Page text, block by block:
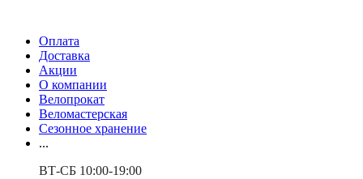
Оплата
Доставка
Акции
О компании
Велопрокат
Веломастерская
Сезонное хранение
...
ВТ-СБ 10:00-19:00